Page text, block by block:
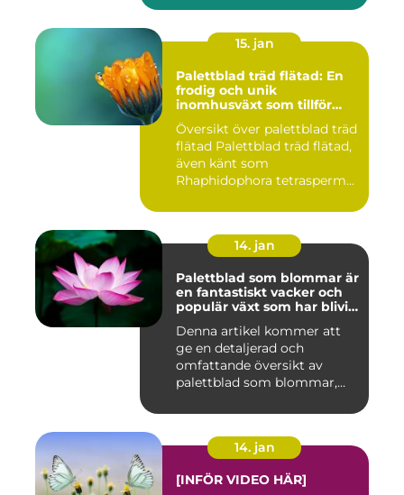
15. jan
Palettblad träd flätad: En
frodig och unik
inomhusväxt som tillför
färg till ditt hem
Översikt över palettblad träd
flätad Palettblad träd flätad,
även känt som
Rhaphidophora tetrasperm...
14. jan
Palettblad som blommar är
en fantastiskt vacker och
populär växt som har blivit
trädgårdsentusiaster runt
om i världen
Denna artikel kommer att
ge en detaljerad och
omfattande översikt av
palettblad som blommar,
14. jan
[INFÖR VIDEO HÄR]